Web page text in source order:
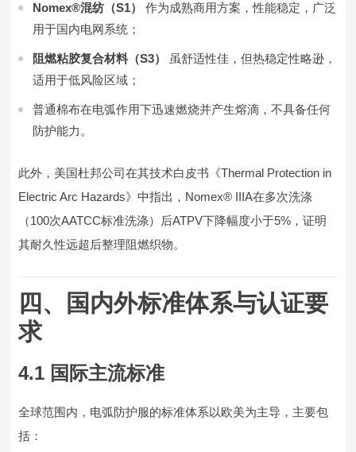
Nomex®混纺（S1）
作为成熟商用方案，性能稳定，广泛
用于国内电网系统；
阻燃粘胶复合材料（S3）
虽舒适性佳，但热稳定性略逊，
适用于低风险区域；
普通棉布在电弧作用下迅速燃烧并产生熔滴，不具备任何
防护能力。
此外，美国杜邦公司在其技术白皮书《Thermal Protection in
Electric Arc Hazards》中指出，Nomex® IIIA在多次洗涤
（100次AATCC标准洗涤）后ATPV下降幅度小于5%，证明
其耐久性远超后整理阻燃织物。
四、国内外标准体系与认证要
求
4.1 国际主流标准
全球范围内，电弧防护服的标准体系以欧美为主导，主要包
括：